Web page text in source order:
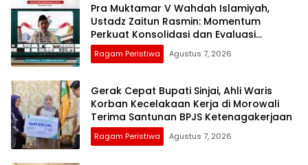
Pra Muktamar V Wahdah Islamiyah,
Ustadz Zaitun Rasmin: Momentum
Perkuat Konsolidasi dan Evaluasi
Perjalanan Dakwah
Ragam Peristiwa Agustus 7, 2026
Gerak Cepat Bupati Sinjai, Ahli Waris
Korban Kecelakaan Kerja di Morowali
Terima Santunan BPJS Ketenagakerjaan
Ragam Peristiwa Agustus 7, 2026